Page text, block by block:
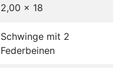
2,00 x 18
Schwinge mit 2
Federbeinen